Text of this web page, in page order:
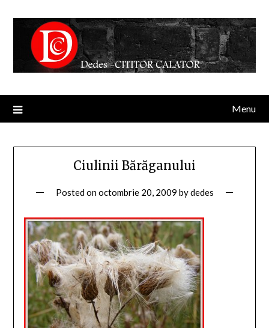
Menu
Ciulinii Bărăganului
Posted onoctombrie 20, 2009 bydedes